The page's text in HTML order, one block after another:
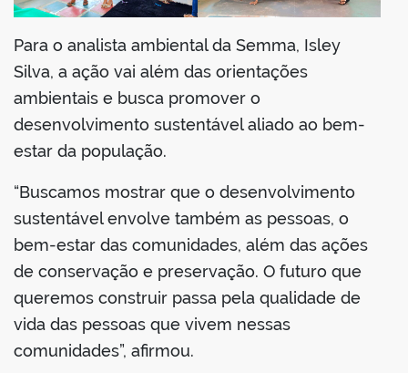
Para o analista ambiental da Semma, Isley
Silva, a ação vai além das orientações
ambientais e busca promover o
desenvolvimento sustentável aliado ao bem-
estar da população.
“Buscamos mostrar que o desenvolvimento
sustentável envolve também as pessoas, o
bem-estar das comunidades, além das ações
de conservação e preservação. O futuro que
queremos construir passa pela qualidade de
vida das pessoas que vivem nessas
comunidades”, afirmou.